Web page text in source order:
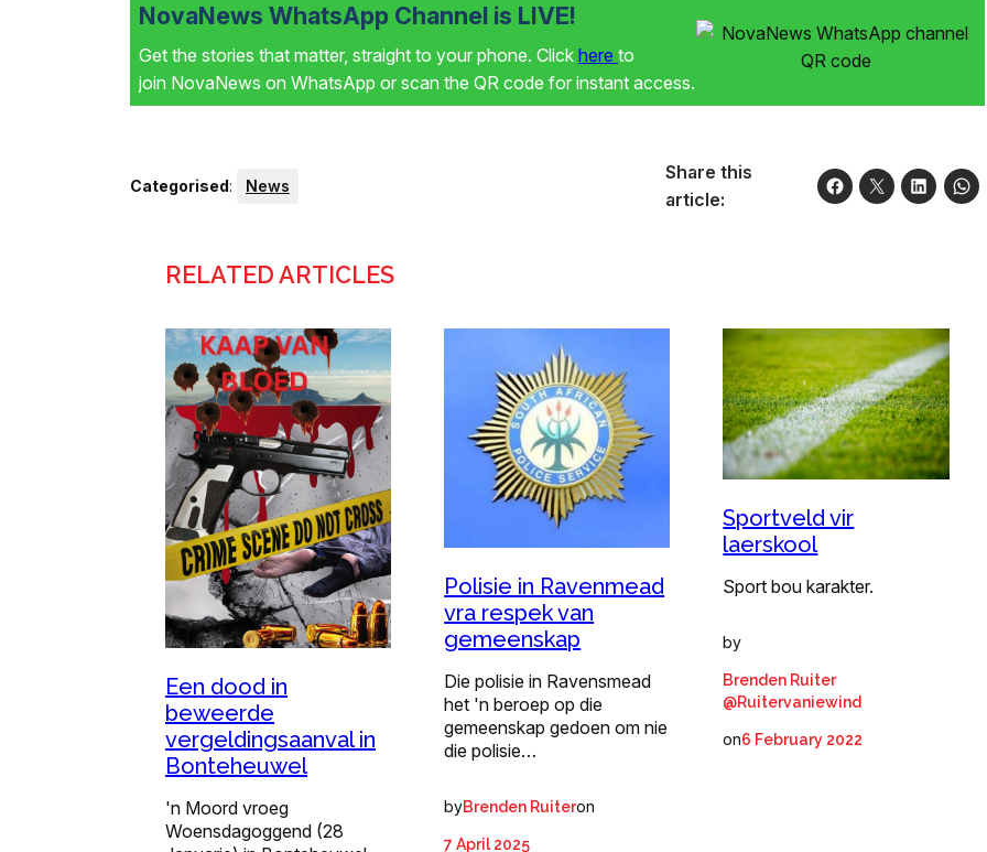
NovaNews WhatsApp Channel is LIVE!
Get the stories that matter, straight to your phone. Click here to
join NovaNews on WhatsApp or scan the QR code for instant access.
Categorised: News
Share this
article:
RELATED ARTICLES
Een dood in
beweerde
vergeldingsaanval in
Bonteheuwel
'n Moord vroeg
Woensdagoggend (28
Polisie in Ravenmead
vra respek van
gemeenskap
Die polisie in Ravensmead
het 'n beroep op die
gemeenskap gedoen om nie
die polisie…
byBrenden Ruiteron
7 April 2025
Sportveld vir
laerskool
Sport bou karakter.
by
Brenden Ruiter
@Ruitervaniewind
on6 February 2022